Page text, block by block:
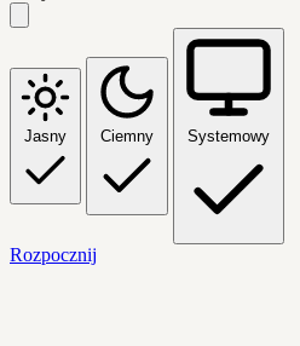
Jasny Ciemny Systemowy
Rozpocznij